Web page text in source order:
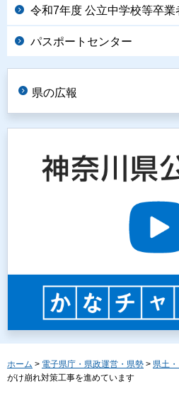
令和7年度 公立中学校等卒業
パスポートセンター
県の広報
ホーム > 電子県庁・県政運営・県勢 > 県土
がけ崩れ対策工事を進めています